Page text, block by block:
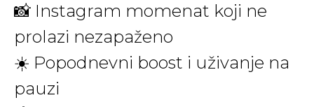
📸 Instagram momenat koji ne
prolazi nezapaženo
☀️ Popodnevni boost i uživanje na
pauzi